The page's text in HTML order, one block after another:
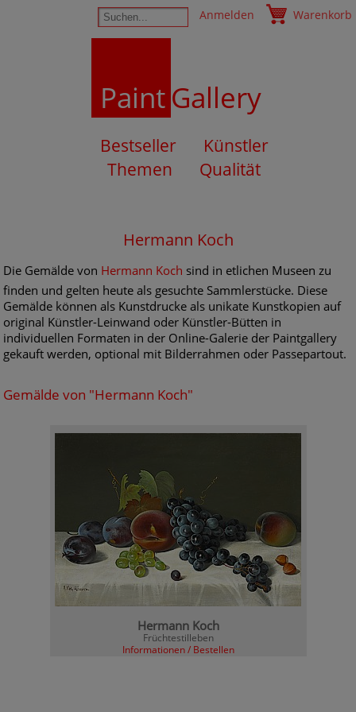
Anmelden Warenkorb
PaintGallery
Bestseller
Künstler
Themen
Qualität
Hermann Koch
Die Gemälde von Hermann Koch sind in etlichen Museen zu
finden und gelten heute als gesuchte Sammlerstücke. Diese
Gemälde können als Kunstdrucke als unikate Kunstkopien auf
original Künstler-Leinwand oder Künstler-Bütten in
individuellen Formaten in der Online-Galerie der Paintgallery
gekauft werden, optional mit Bilderrahmen oder Passepartout.
Gemälde von "Hermann Koch"
Hermann Koch
Früchtestilleben
Informationen / Bestellen